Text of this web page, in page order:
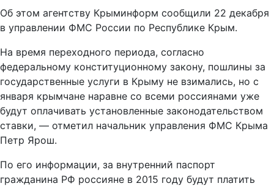
Об этом агентству Крыминформ сообщили 22 декабря
в управлении ФМС России по Республике Крым.
На время переходного периода, согласно
федеральному конституционному закону, пошлины за
государственные услуги в Крыму не взимались, но с
января крымчане наравне со всеми россиянами уже
будут оплачивать установленные законодательством
ставки, — отметил начальник управления ФМС Крыма
Петр Ярош.
По его информации, за внутренний паспорт
гражданина РФ россияне в 2015 году будут платить